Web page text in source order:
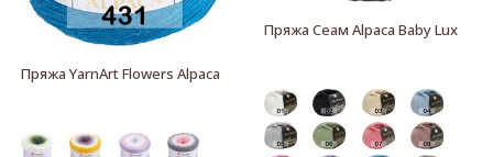
Пряжа YarnArt Flowers Alpaca
Пряжа Сеам Alpaca Baby Lux